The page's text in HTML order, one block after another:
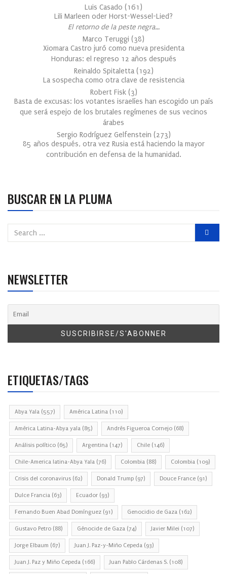
Luis Casado (161 )
Lili Marleen oder Horst-Wessel-Lied?
El retorno de la peste negra…
Marco Teruggi (38)
Xiomara Castro juró como nueva presidenta
Honduras: el regreso 12 años después
Reinaldo Spitaletta (192)
La sospecha como otra clave de resistencia
Robert Fisk (3)
Basta de excusas: los votantes israelíes han escogido un país
que será espejo de los brutales regímenes de sus vecinos
árabes
Sergio Rodríguez Gelfenstein (273)
85 años después, otra vez Rusia está haciendo la mayor
contribución en defensa de la humanidad.
BUSCAR EN LA PLUMA
NEWSLETTER
ETIQUETAS/TAGS
Abya Yala (557) América Latina (110)
América Latina-Abya yala (85) Andrés Figueroa Cornejo (68)
Análisis político (65) Argentina (147) Chile (146)
Chile-America latina-Abya Yala (76) Colombia (88) Colombia (109)
Crisis del coronavirus (62) Donald Trump (97) Douce France (91)
Dulce Francia (63) Ecuador (93)
Fernando Buen Abad Domínguez (91) Genocidio de Gaza (162)
Gustavo Petro (88) Génocide de Gaza (74) Javier Milei (107)
Jorge Elbaum (67) Juan J. Paz-y-Miño Cepeda (93)
Juan J. Paz y Miño Cepeda (166) Juan Pablo Cárdenas S. (108)